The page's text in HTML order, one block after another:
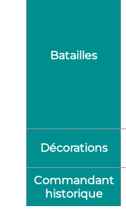
Batailles
Décorations
Commandant
historique